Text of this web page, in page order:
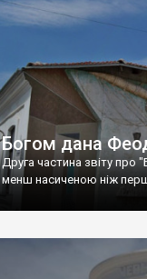
Богом дана
Друга частина звіту про
менш насиченою ніж